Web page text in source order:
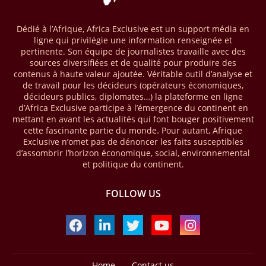
seront placés sous gestion durable.
28/03/26 AFRIQUE - MOBILE MONEY
Selon le rapport publié par l’Association mondiale des opérateurs de
téléphonie mobile (GSMA), près de 1432 milliards USD ont transité
par les comptes de mobile money en Afrique au cours de l'année
2025, en hausse d'environ 27 % par rapport à 2024. Le rapport intitulé
« The State of the Industry Report on Mobile Money 2026 » précise
que le continent a capté environ 66 % de la valeur des transactions de
mobile money réalisées à l’échelle mondiale, qui s’est établie à 2091
milliards USD (+23 % par rapport à 2024). L’Afrique a également
enregistré environ 74 % du nombre de transactions de Mobile money
répertoriées l’an passé dans le monde, avec environ 92 milliards de
transactions (+16 % par rapport à 2024) sur un total de 125 milliards
Une rapport publié dernièrement par le Boston Consulting Group, et
intitulé « Africa Unleashed: Empowering Women in Creative Industries
Dédié à l’Afrique, Africa Exclusive est un support média en
ligne qui privilégie une information renseignée et
pertinente. Son équipe de journalistes travaille avec des
sources diversifiées et de qualité pour produire des
contenus à haute valeur ajoutée. Véritable outil d’analyse et
de travail pour les décideurs (opérateurs économiques,
décideurs publics, diplomates…) la plateforme en ligne
d’Africa Exclusive participe à l’émergence du continent en
mettant en avant les actualités qui font bouger positivement
cette fascinante partie du monde. Pour autant, Afrique
Exclusive n’omet pas de dénoncer les faits susceptibles
d’assombrir l’horizon économique, social, environnemental
et politique du continent.
FOLLOW US